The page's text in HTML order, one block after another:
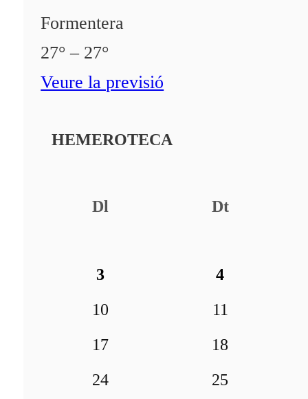
Formentera
27° – 27°
Veure la previsió
HEMEROTECA
Dl Dt
3
4
10
11
17
18
24
25